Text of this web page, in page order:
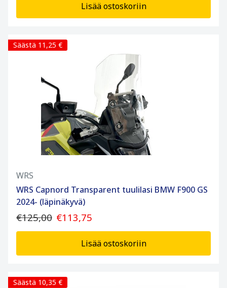
Lisää ostoskoriin
Säästä 11,25 €
WRS
WRS Capnord Transparent tuulilasi BMW F900 GS
2024- (läpinäkyvä)
€125,00 €113,75
Lisää ostoskoriin
Säästä 10,35 €